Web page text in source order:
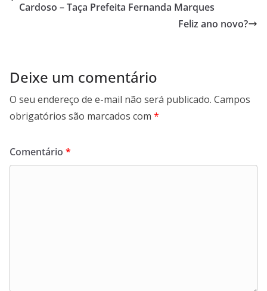
Cardoso – Taça Prefeita Fernanda Marques
Feliz ano novo?
Deixe um comentário
O seu endereço de e-mail não será publicado. Campos
obrigatórios são marcados com *
Comentário *